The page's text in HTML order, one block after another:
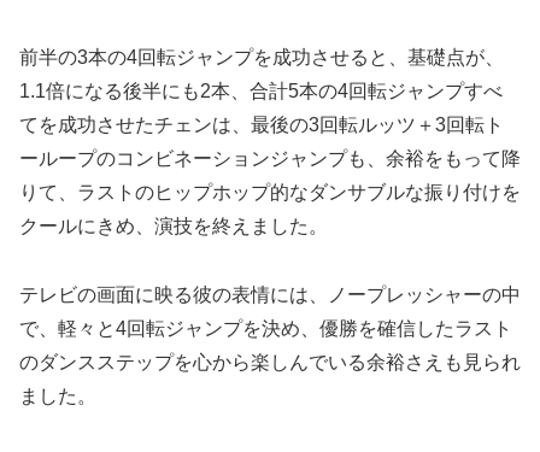
前半の3本の4回転ジャンプを成功させると、基礎点が、
1.1倍になる後半にも2本、合計5本の4回転ジャンプすべ
てを成功させたチェンは、最後の3回転ルッツ＋3回転ト
ーループのコンビネーションジャンプも、余裕をもって降
りて、ラストのヒップホップ的なダンサブルな振り付けを
クールにきめ、演技を終えました。
テレビの画面に映る彼の表情には、ノープレッシャーの中
で、軽々と4回転ジャンプを決め、優勝を確信したラスト
のダンスステップを心から楽しんでいる余裕さえも見られ
ました。